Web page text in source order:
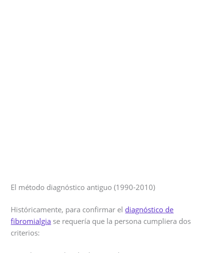
El método diagnóstico antiguo (1990-2010)
Históricamente, para confirmar el diagnóstico de
fibromialgia se requería que la persona cumpliera dos
criterios: